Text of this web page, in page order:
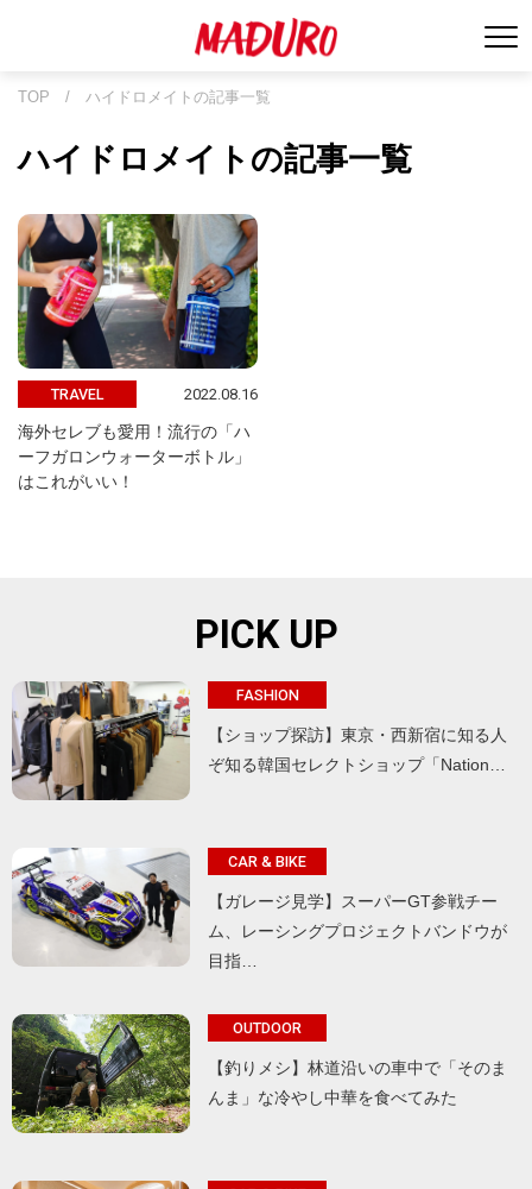
TOP / ハイドロメイトの記事一覧
ハイドロメイトの記事一覧
TRAVEL 2022.08.16
海外セレブも愛用！流行の「ハ
ーフガロンウォーターボトル」
はこれがいい！
PICK UP
FASHION
【ショップ探訪】東京・西新宿に知る人
ぞ知る韓国セレクトショップ「Nation…
CAR & BIKE
【ガレージ見学】スーパーGT参戦チー
ム、レーシングプロジェクトバンドウが
目指…
OUTDOOR
【釣りメシ】林道沿いの車中で「そのま
んま」な冷やし中華を食べてみた